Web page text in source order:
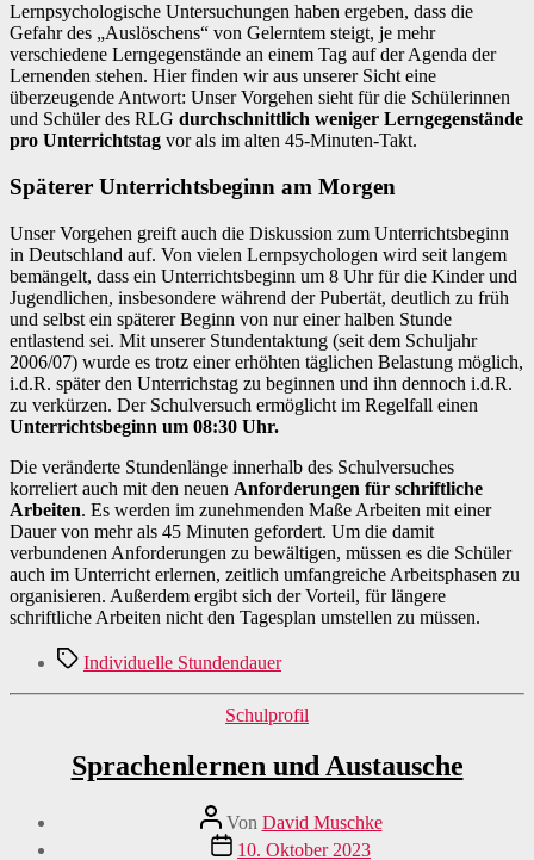
Lernpsychologische Untersuchungen haben ergeben, dass die
Gefahr des „Auslöschens“ von Gelerntem steigt, je mehr
verschiedene Lerngegenstände an einem Tag auf der Agenda der
Lernenden stehen. Hier finden wir aus unserer Sicht eine
überzeugende Antwort: Unser Vorgehen sieht für die Schülerinnen
und Schüler des RLG durchschnittlich weniger Lerngegenstände
pro Unterrichtstag vor als im alten 45-Minuten-Takt.
Späterer Unterrichtsbeginn am Morgen
Unser Vorgehen greift auch die Diskussion zum Unterrichtsbeginn
in Deutschland auf. Von vielen Lernpsychologen wird seit langem
bemängelt, dass ein Unterrichtsbeginn um 8 Uhr für die Kinder und
Jugendlichen, insbesondere während der Pubertät, deutlich zu früh
und selbst ein späterer Beginn von nur einer halben Stunde
entlastend sei. Mit unserer Stundentaktung (seit dem Schuljahr
2006/07) wurde es trotz einer erhöhten täglichen Belastung möglich,
i.d.R. später den Unterrichstag zu beginnen und ihn dennoch i.d.R.
zu verkürzen. Der Schulversuch ermöglicht im Regelfall einen
Unterrichtsbeginn um 08:30 Uhr.
Die veränderte Stundenlänge innerhalb des Schulversuches
korreliert auch mit den neuen Anforderungen für schriftliche
Arbeiten. Es werden im zunehmenden Maße Arbeiten mit einer
Dauer von mehr als 45 Minuten gefordert. Um die damit
verbundenen Anforderungen zu bewältigen, müssen es die Schüler
auch im Unterricht erlernen, zeitlich umfangreiche Arbeitsphasen zu
organisieren. Außerdem ergibt sich der Vorteil, für längere
schriftliche Arbeiten nicht den Tagesplan umstellen zu müssen.
Schlagwörter
Individuelle Stundendauer
Kategorien
Schulprofil
Sprachenlernen und Austausche
Beitragsautor
Von David Muschke
Veröffentlichungsdatum
10. Oktober 2023